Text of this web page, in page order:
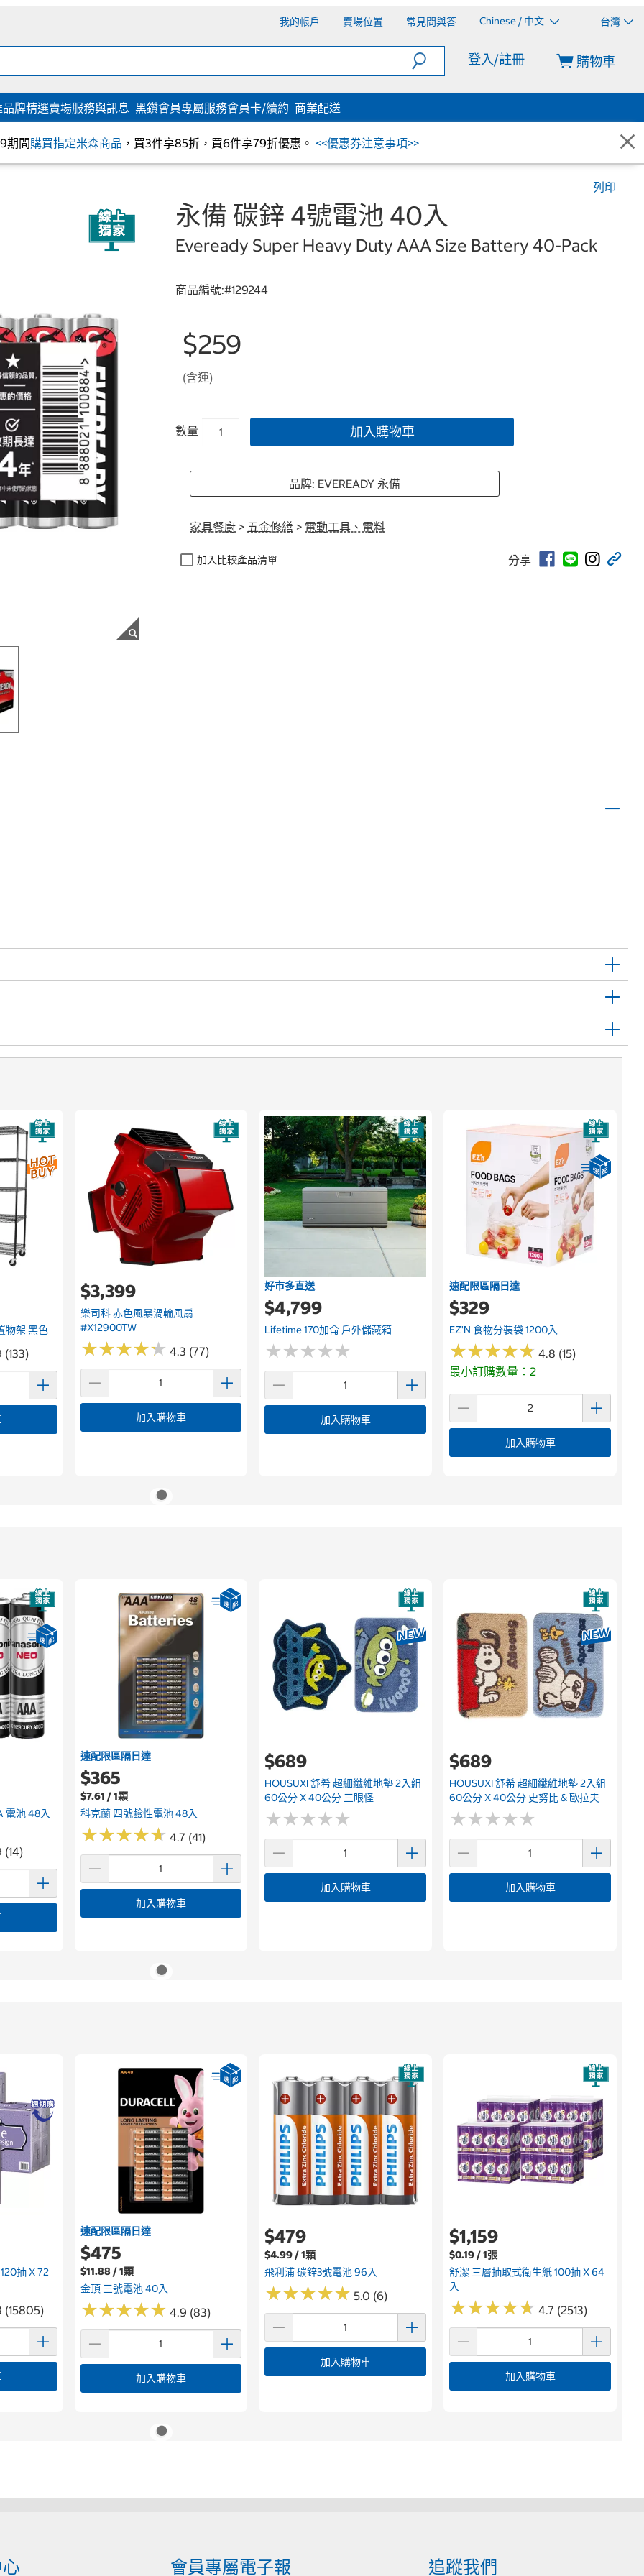
我的帳戶 賣場位置 常見問與答 Chinese / 中文 台灣
登入/註冊 購物車
品牌精選賣場服務與訊息 黑鑽會員專屬服務會員卡/續約 商業配送
期間購買指定米森商品 ，買3件享85折，買6件享79折優惠。 <<優惠券注意事項>>
列印
永備 碳鋅 4號電池 40入
Eveready Super Heavy Duty AAA Size Battery 40-Pack
商品編號:#129244
$259
(含運)
數量 加入購物車
品牌: EVEREADY 永備
家具餐廚 > 五金修繕 > 電動工具、電料
加入比較產品清單 分享
物架 黑色
(133)
$3,399
樂司科 赤色風暴渦輪風扇
#X12900TW
★★★★★
★★★★★ 4.3 (77)
加入購物車
好市多直送
$4,799
Lifetime 170加侖 戶外儲藏箱
★★★★★
★★★★★
加入購物車
速配限區隔日達
$329
EZ'N 食物分裝袋 1200入
★★★★★
★★★★★ 4.8 (15)
最小訂購數量：2
加入購物車
電池 48入
(14)
速配限區隔日達
$365
$7.61 / 1顆
科克蘭 四號鹼性電池 48入
★★★★★
★★★★★ 4.7 (41)
加入購物車
$689
HOUSUXI 舒希 超細纖維地墊 2入組
60公分 X 40公分 三眼怪
★★★★★
★★★★★
加入購物車
$689
HOUSUXI 舒希 超細纖維地墊 2入組
60公分 X 40公分 史努比 & 歐拉夫
★★★★★
★★★★★
加入購物車
抽 X 72
(15805)
速配限區隔日達
$475
$11.88 / 1顆
金頂 三號電池 40入
★★★★★
★★★★★ 4.9 (83)
加入購物車
$479
$4.99 / 1顆
飛利浦 碳鋅3號電池 96入
★★★★★
★★★★★ 5.0 (6)
加入購物車
$1,159
$0.19 / 1張
舒潔 三層抽取式衛生紙 100抽 X 64
入
★★★★★
★★★★★ 4.7 (2513)
加入購物車
會員專屬電子報 追蹤我們